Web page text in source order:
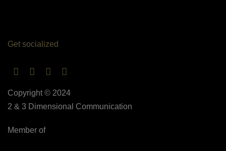
Get socialized
Copyright © 2024
2 & 3 Dimensional Communication
Member of